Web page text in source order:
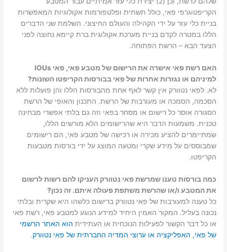
הקריפטוגרפי פאי, כולל תשתית ופלטפורמות אקולוגיות המאפשרות
בניית כלי עזר על ידי הקהילה והעולם החיצוני. השלמת שני הדברים
הללו במטרה לקדם בניית מערכת אקולוגית ברת קיימא נחוצה לפני
הצעד הבא – הרשת הפתוחה.
האם רשת פאי אישרה את הרישום של מטבע פאי, פאי IOUs
למיניהם או נגזרות אחרות של פאי בבורסות הקריפטו השונות?
לא. לפאי נטוורק אין קשר לאף אחת מהבורסות הללו והן פועלות ללא
הסכמה, הסמכה או מעורבות של הרשת. התכנון והאופי של הרשת
הסגורה אוסר כל רישום או מסחר בפאי וזה גם בלתי אפשרי מבחינה
טכנית. משמעות הדבר היא שהרישומים הלא מורשים הללו,
שמתיימרים להציע מכירה או רכישה של מטבע פאי, הם רישומים
שמבוססים על מידע שקרי ומטעה המוצג על ידי בורסות מטבעות
הקריפטו.
כמה בורסות טענו שמרשת פאי נטוורק העניקו להם רשות לרשום
את המטבע ו/או שהרשת משתפת פעולה איתם. זה נכון?
כל טענה למעורבות של פאי נטוורק ברישום כלשהו היא שקרית ובלתי
נכונה בעליל. המקור האמין היחיד למידע הנוגע למטבע פאי, רשת פאי
או כל דבר הקשור לפעילות הנוכחית או העתידית הוא האתר הרשמי
של פאי, האפליקציה או ערוצי המדיה החברתית של פאי נטוורק.